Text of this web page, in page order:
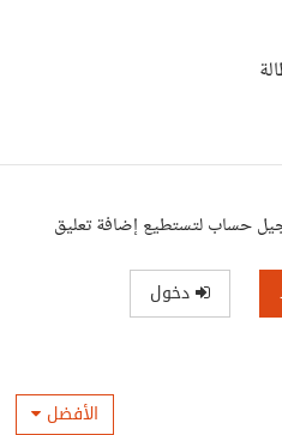
حساب لتستطيع إضافة تعليق
دخول
الأفضل